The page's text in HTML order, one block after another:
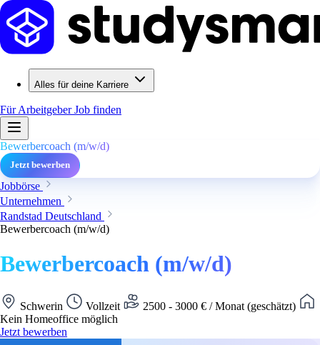
Alles für deine Karriere
Für ArbeitgeberJob finden
Bewerbercoach (m/w/d)
Jetzt bewerben
Jobbörse
Unternehmen
Randstad Deutschland
Bewerbercoach (m/w/d)
Bewerbercoach (m/w/d)
Schwerin Vollzeit
2500 - 3000 € / Monat (geschätzt)
Kein Homeoffice möglich
Jetzt bewerben